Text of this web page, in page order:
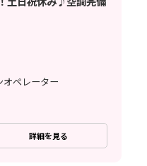
ペレーター
詳細を見る